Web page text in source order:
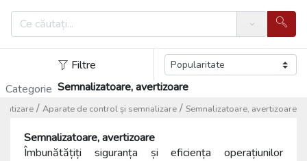
Search
Filtre
Categorie Semnalizatoare, avertizoare
Semnalizatoare, avertizoare
/
Aparate de control și semnalizare
/
Semnalizatoare, avertizoare
Îmbunătățiți siguranța și eficiența operațiunilor